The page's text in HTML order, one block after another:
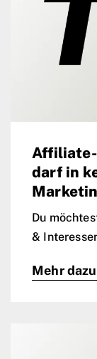
darf in
Du
&
Mehr dazu